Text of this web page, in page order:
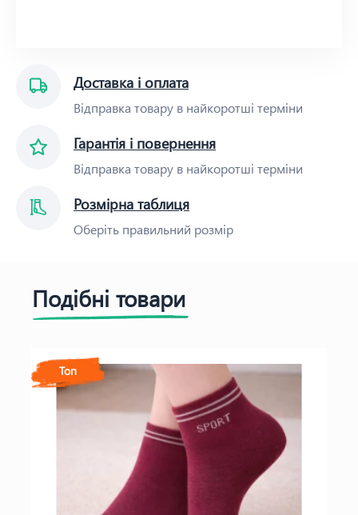
Доставка і оплата
Відправка товару в найкоротші терміни
Гарантія і повернення
Відправка товару в найкоротші терміни
Розмірна таблиця
Оберіть правильний розмір
Подібні товари
Топ